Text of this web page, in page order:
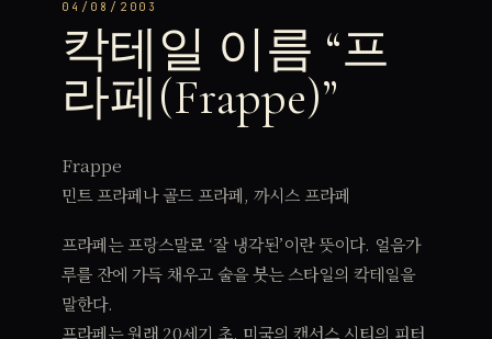
04/08/2003
칵테일 이름 “프
라페(Frappe)”
Frappe
민트 프라페나 골드 프라페, 까시스 프라페
프라페는 프랑스말로 ‘잘 냉각된’이란 뜻이다. 얼음가
루를 잔에 가득 채우고 술을 붓는 스타일의 칵테일을
말한다.
프라페는 원래 20세기 초, 미국의 캔서스 시티의 피터